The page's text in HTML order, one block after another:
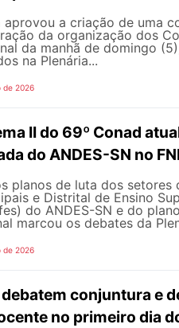
aprovou a criação de uma
da organização dos
da manhã de domingo
na Plenária...
de 2026
II do 69º Conad
do ANDES-SN no
planos de luta dos setores
e Distrital de Ensino
do ANDES-SN e do
marcou os debates da
de 2026
conjuntura e
no primeiro dia